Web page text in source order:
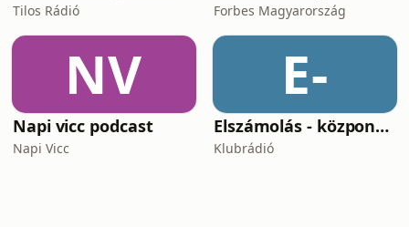
Tilos Rádió Forbes Magyarország
NV
Napi vicc podcast
Napi Vicc
E-
Elszámolás - központosítás, lojalitás és a függetlenség ára
Klubrádió